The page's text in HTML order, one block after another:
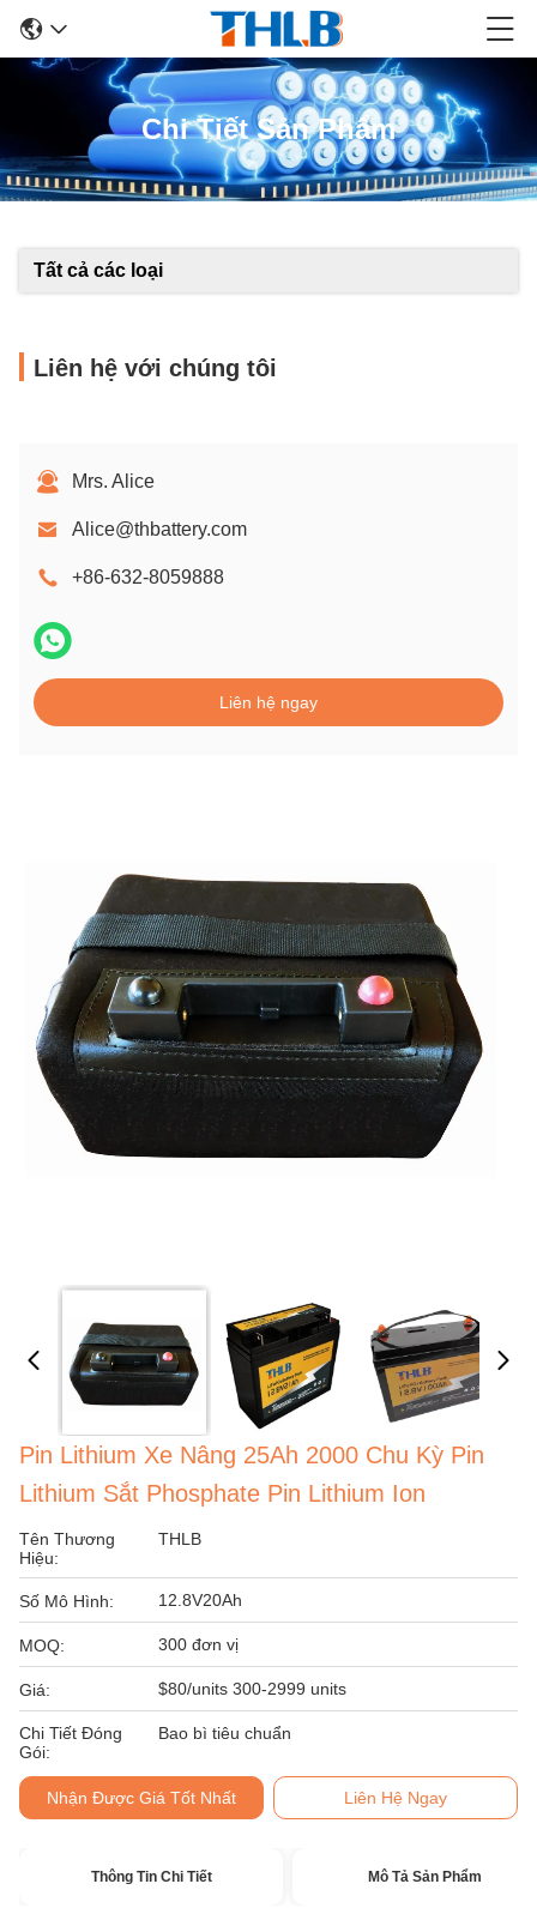
Chi Tiết Sản Phẩm
Tất cả các loại
Liên hệ với chúng tôi
Mrs. Alice
Alice@thbattery.com
+86-632-8059888
Liên hệ ngay
Pin Lithium Xe Nâng 25Ah 2000 Chu Kỳ Pin
Lithium Sắt Phosphate Pin Lithium Ion
Tên Thương
Hiệu:
THLB
Số Mô Hình: 12.8V20Ah
MOQ: 300 đơn vị
Giá: $80/units 300-2999 units
Chi Tiết Đóng
Gói:
Bao bì tiêu chuẩn
Nhận Được Giá Tốt Nhất Liên Hệ Ngay
Thông Tin Chi Tiết Mô Tả Sản Phẩm